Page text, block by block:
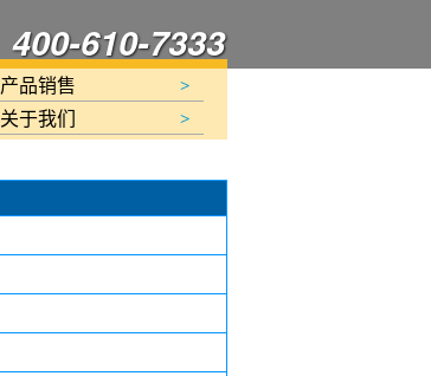
400-610-7333
产品销售 >
关于我们 >